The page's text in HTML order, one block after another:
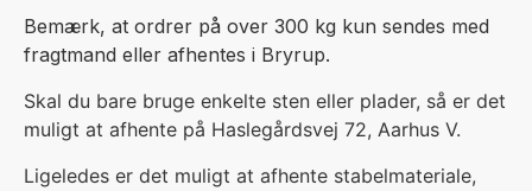
Bemærk, at ordrer på over 300 kg kun sendes med
fragtmand eller afhentes i Bryrup.
Skal du bare bruge enkelte sten eller plader, så er det
muligt at afhente på Haslegårdsvej 72, Aarhus V.
Ligeledes er det muligt at afhente stabelmateriale,